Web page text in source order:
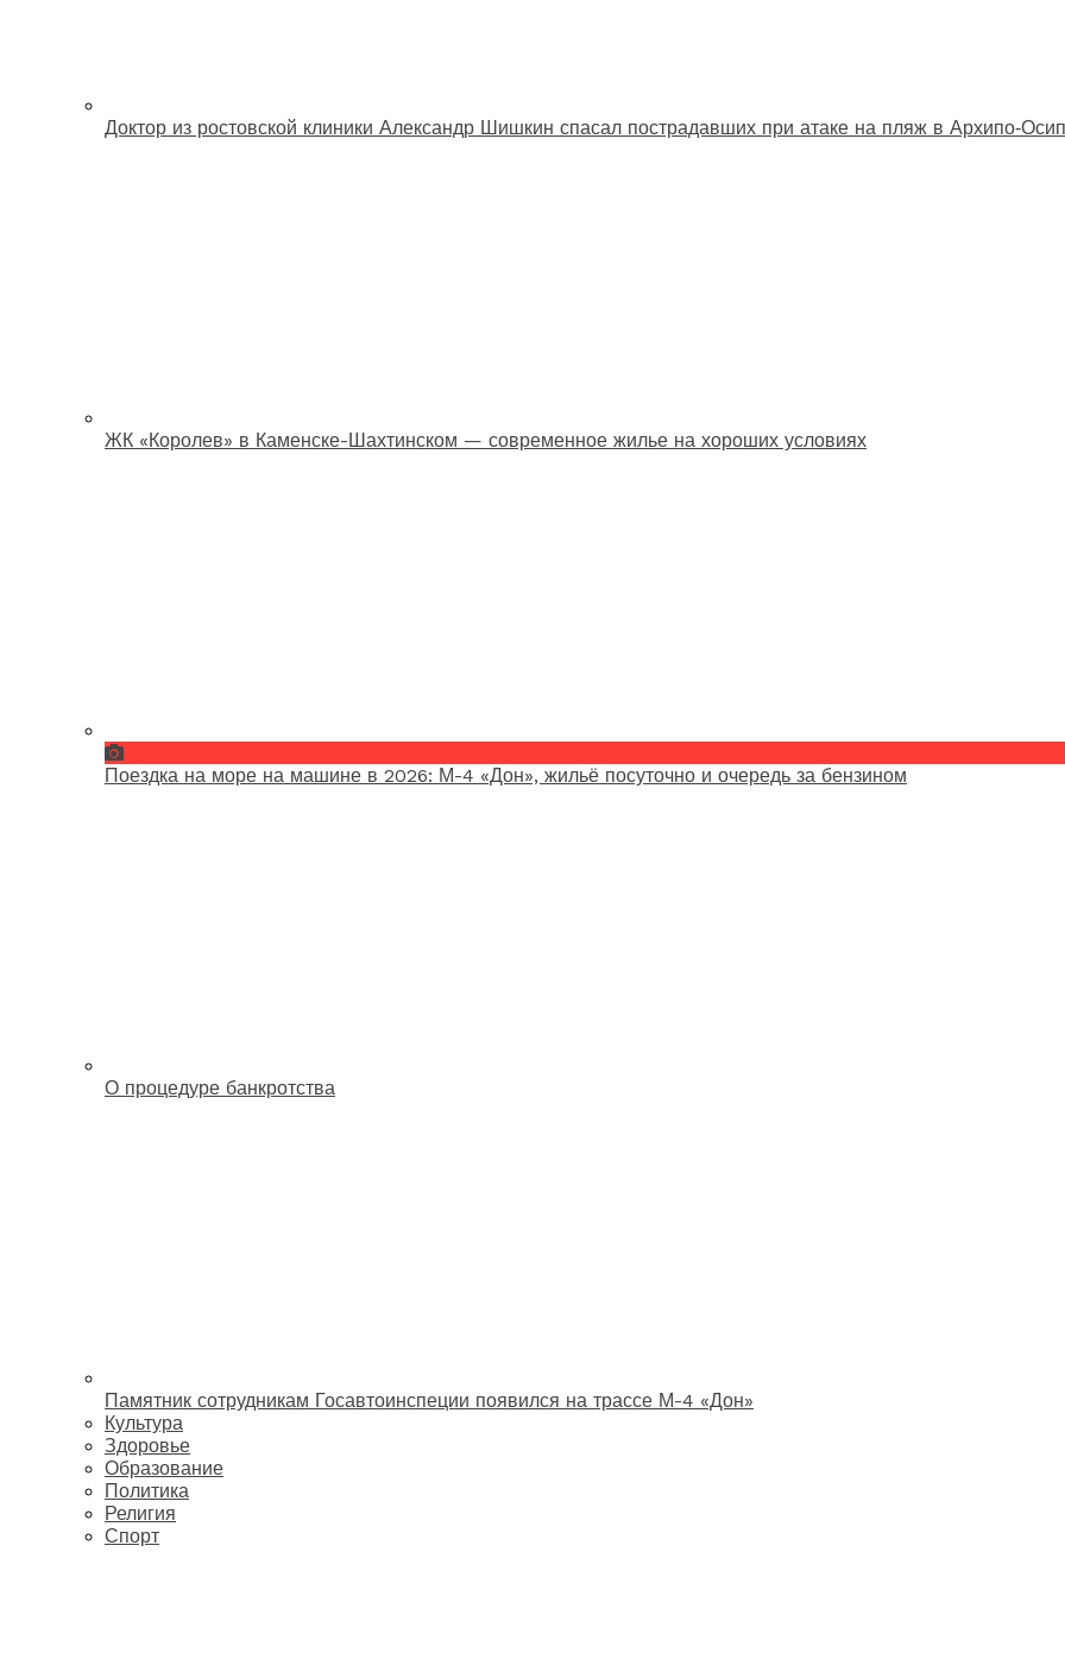
Доктор из ростовской клиники Александр Шишкин спасал пострадавших при атаке на пляж в
ЖК «Королев» в Каменске-Шахтинском — современное жилье на хороших условиях
Поездка на море на машине в 2026: М-4 «Дон», жильё посуточно и очередь за бензином
О процедуре банкротства
Памятник сотрудникам Госавтоинспеции появился на трассе М-4 «Дон»
Культура
Здоровье
Образование
Политика
Религия
Спорт